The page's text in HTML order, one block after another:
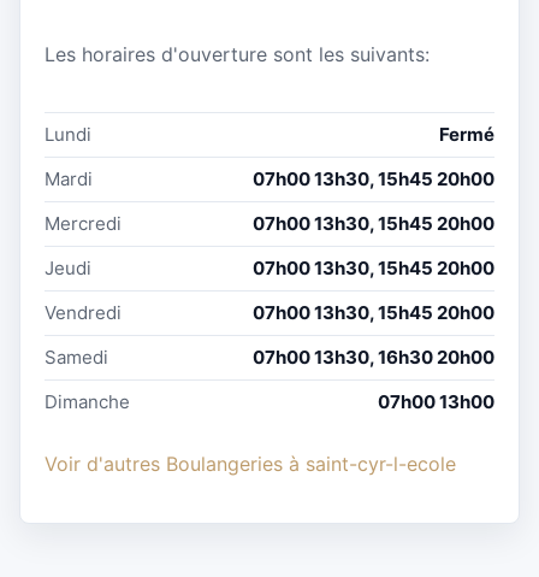
Les horaires d'ouverture sont les suivants:
Lundi
Fermé
Mardi
07h00 13h30, 15h45 20h00
Mercredi
07h00 13h30, 15h45 20h00
Jeudi
07h00 13h30, 15h45 20h00
Vendredi
07h00 13h30, 15h45 20h00
Samedi
07h00 13h30, 16h30 20h00
Dimanche
07h00 13h00
Voir d'autres Boulangeries à saint-cyr-l-ecole